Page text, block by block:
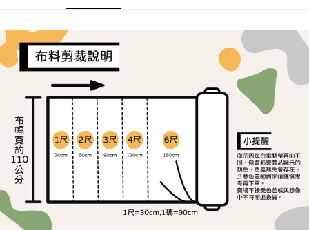
消。如遇「轉專審核」未通過狀況，表示未達大哥付你分期系統評分，恕無
法說明評估內容。
【繳款方式說明】
1.分期款項不併入電信帳單，「大哥付你分期」於每月結算日後寄送繳費提
2.透過簡訊連結打開帳單後，可選擇「超商條碼／台灣大直營門市／銀行轉
帳／街口支付／iPASS MONEY」等通路繳費。
【注意事項】
1.本服務係由「台灣大哥大股份有限公司」（以下簡稱本公司）所提供，讓
用戶於交易時，得透過本服務購買商品或服務，並由商店將買賣／分期付款
買賣價金債權讓與本公司後，依約使用本公司帳單繳交帳款。
2.基於同意付款使用「大哥付你分期」之契約關係目的，商店將以您的個人
資料（包含姓名、電話或地址）提供予台灣大哥大進項蒐集、處理及利用，
由本公司與您本人進行分期帳單所需資料之確認、核對及更正。
3.完整用戶服務條款，請詳閱以下連結：
AFTEE先享後付是「在收到商品之後才付款」的支付方式。 讓您購物簡單
１．簡單：不需註冊會員、不需綁卡、不需儲值。
２．便利：只要手機號碼，簡訊認證，即可結帳。
３．安心：先確認商品／服務後，再付款。
【「AFTEE先享後付」結帳流程】
１．於結帳方式選擇「AFTEE先享後付」後，將跳轉至「AFTEE先享後付」
結帳頁面，進行簡訊認證並確認金額後，即可完成結帳。
２．訂單成立數日內，您將收到繳費通知簡訊。
３．收到繳費通知簡訊後14天內，點擊此簡訊中的連結，可透過四大超商／
ATM／網路銀行／等多元方式進行付款，方視為交易完成。
※ 請注意：結帳手續完成當下不需立刻繳費，但若您需要取消訂單，請聯絡
購買商品的店家。未經商家同意取消之訂單仍視為有效，需透過AFTEE先享
後付繳納相關費用。
※ 交易是否成功請以「AFTEE先享後付 」之結帳頁面顯示為準，若有關於
是否繳費成功／繳費後需取消欲退款等相關疑問，請聯繫「AFTEE先享後付
客戶支援中心」
https://netprotections.freshdesk.com/support/home
全家取貨付款
每筆NT$65，滿NT$1,500(含以上)免運費
每筆NT$65，滿NT$1,500(含以上)免運費
宅配
每筆NT$150，滿NT$1,500(含以上)免運費
每筆NT$240